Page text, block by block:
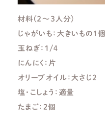
材料(２～３人分)
じゃがいも：大きいもの１個
玉ねぎ：１/４
にんにく：片
オリーブオイル：大さじ２
塩・こしょう：適量
たまご：２個